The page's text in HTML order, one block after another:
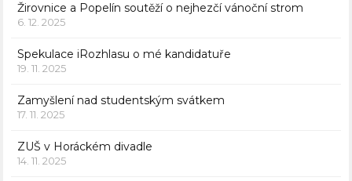
Žirovnice a Popelín soutěží o nejhezčí vánoční strom
6. 12. 2025
Spekulace iRozhlasu o mé kandidatuře
19. 11. 2025
Zamyšlení nad studentským svátkem
17. 11. 2025
ZUŠ v Horáckém divadle
14. 11. 2025